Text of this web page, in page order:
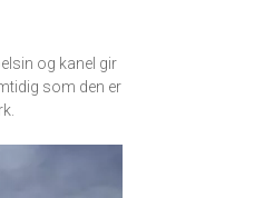
og kanel gir
som den er